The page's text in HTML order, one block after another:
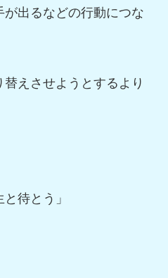
が出るなどの行動につな
えさせようとするより
待とう」